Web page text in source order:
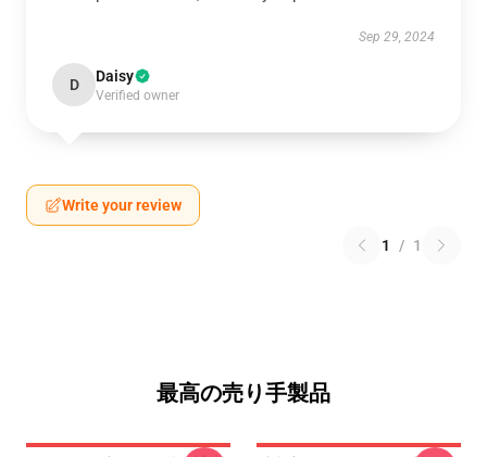
Sep 29, 2024
D Daisy
Verified owner
Write your review
1 / 1
最高の売り手製品